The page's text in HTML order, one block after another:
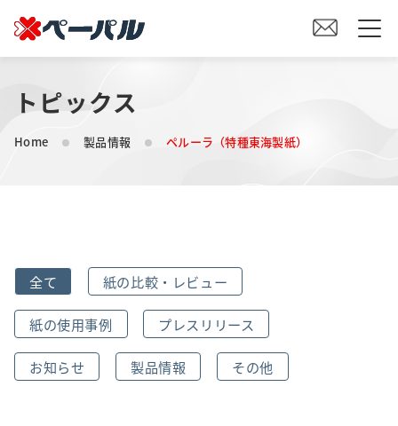
HOME
初めての方へ
会社案内
事業内容
トピックス
Home 製品情報 ペルーラ（特種東海製紙）
全て 紙の比較・レビュー
紙の使用事例 プレスリリース
お知らせ 製品情報 その他